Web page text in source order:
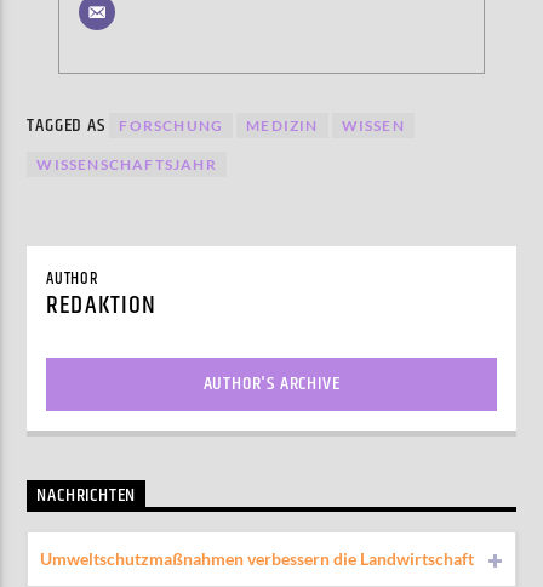
TAGGED AS FORSCHUNG MEDIZIN WISSEN
WISSENSCHAFTSJAHR
AUTHOR
REDAKTION
AUTHOR'S ARCHIVE
NACHRICHTEN
Umweltschutzmaßnahmen verbessern die Landwirtschaft